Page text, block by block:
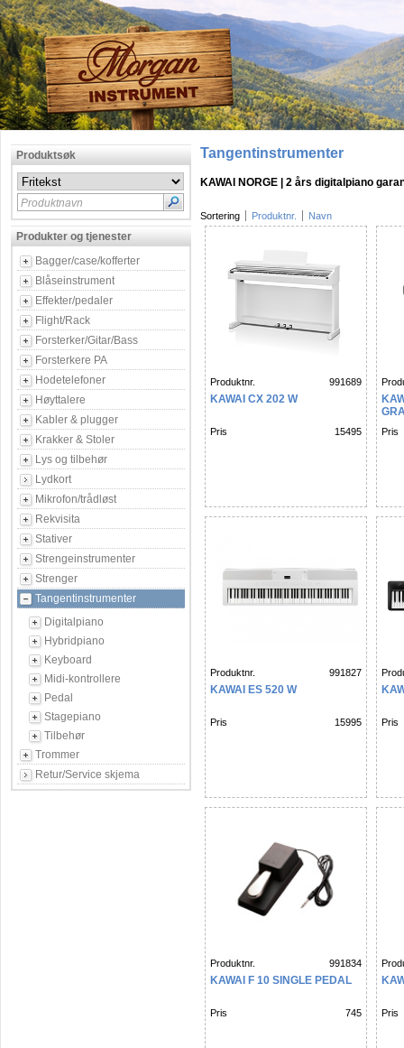
Produktsøk
Produktnavn
Produkter og tjenester
Bagger/case/kofferter
Blåseinstrument
Effekter/pedaler
Flight/Rack
Forsterker/Gitar/Bass
Forsterkere PA
Hodetelefoner
Høyttalere
Kabler & plugger
Krakker & Stoler
Lys og tilbehør
Lydkort
Mikrofon/trådløst
Rekvisita
Stativer
Strengeinstrumenter
Strenger
Tangentinstrumenter
Digitalpiano
Hybridpiano
Keyboard
Midi-kontrollere
Pedal
Stagepiano
Tilbehør
Trommer
Retur/Service skjema
Tangentinstrumenter
KAWAI NORGE | 2 års digitalpiano
Sortering Produktnr. Navn
Produktnr. 991689
KAWAI CX 202 W
Pris 15495 Pris
Produktnr. 991827
KAWAI ES 520 W
Pris 15995 Pris
Produktnr. 991834
KAWAI F 10 SINGLE PEDAL
Pris 745 Pris